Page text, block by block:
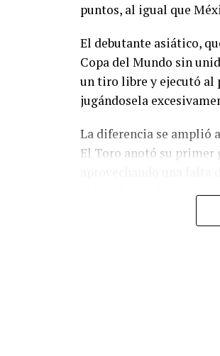
puntos, al igual que
El debutante asiático,
Copa del Mundo sin
un tiro libre y ejecutó al
jugándosela
La diferencia se amplió
El Toro anotó su primer
pelota luego de un tiro